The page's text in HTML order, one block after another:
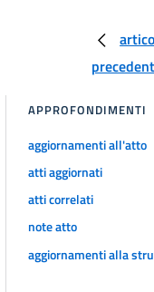
28
29
APPROFONDIMENTI
aggiornamenti all'atto
atti aggiornati
atti correlati
note atto
aggiornamenti alla